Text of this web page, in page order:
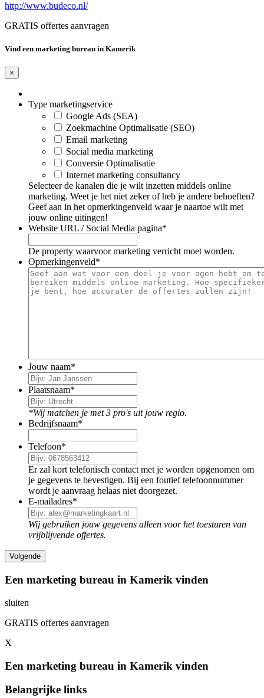
http://www.budeco.nl/
GRATIS offertes aanvragen
Vind een marketing bureau in Kamerik
×
Type marketingservice
Google Ads (SEA)
Zoekmachine Optimalisatie (SEO)
Email marketing
Social media marketing
Conversie Optimalisatie
Internet marketing consultancy
Selecteer de kanalen die je wilt inzetten middels online
marketing. Weet je het niet zeker of heb je andere behoeften?
Geef aan in het opmerkingenveld waar je naartoe wilt met
jouw online uitingen!
Website URL / Social Media pagina*
De property waarvoor marketing verricht moet worden.
Opmerkingenveld*
Jouw naam*
Plaatsnaam*
*Wij matchen je met 3 pro's uit jouw regio.
Bedrijfsnaam*
Telefoon*
Er zal kort telefonisch contact met je worden opgenomen om
je gegevens te bevestigen. Bij een foutief telefoonnummer
wordt je aanvraag helaas niet doorgezet.
E-mailadres*
Wij gebruiken jouw gegevens alleen voor het toesturen van
vrijblijvende offertes.
Een marketing bureau in Kamerik vinden
sluiten
GRATIS offertes aanvragen
X
Een marketing bureau in Kamerik vinden
Belangrijke links